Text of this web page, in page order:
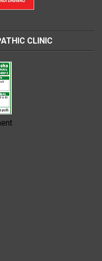
CLINIC